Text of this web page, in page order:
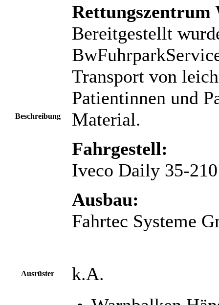
Beschreibung
Rettungszentrum
Bereitgestellt
Transport von
Patientinnen und
Material.
Fahrgestell:
Iveco Daily 35-
Ausbau:
Fahrtec Systeme
Ausrüster
k.A.